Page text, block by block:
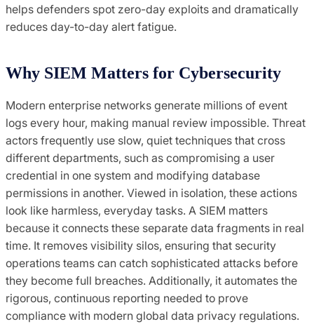
helps defenders spot zero-day exploits and dramatically
reduces day-to-day alert fatigue.
Why SIEM Matters for Cybersecurity
Modern enterprise networks generate millions of event
logs every hour, making manual review impossible. Threat
actors frequently use slow, quiet techniques that cross
different departments, such as compromising a user
credential in one system and modifying database
permissions in another. Viewed in isolation, these actions
look like harmless, everyday tasks. A SIEM matters
because it connects these separate data fragments in real
time. It removes visibility silos, ensuring that security
operations teams can catch sophisticated attacks before
they become full breaches. Additionally, it automates the
rigorous, continuous reporting needed to prove
compliance with modern global data privacy regulations.